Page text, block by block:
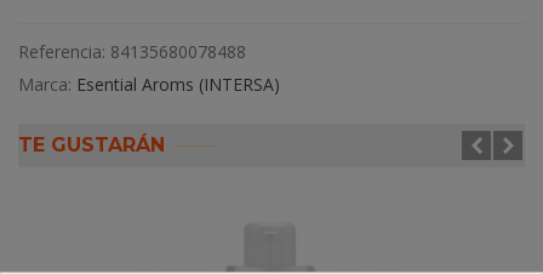
Referencia: 84135680078488
Marca: Esential Aroms (INTERSA)
TE GUSTARÁN